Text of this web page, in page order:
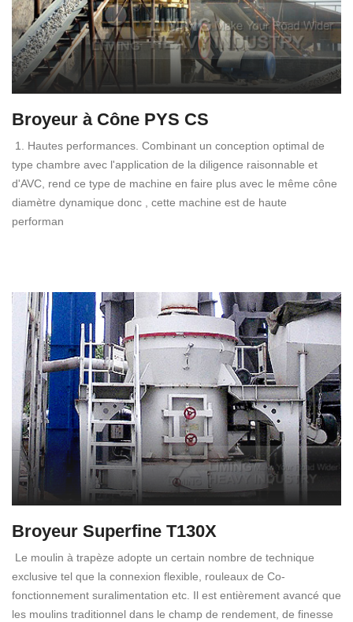
Broyeur à Cône PYS CS
1. Hautes performances. Combinant un conception optimal de
type chambre avec l'application de la diligence raisonnable et
d'AVC, rend ce type de machine en faire plus avec le même cône
diamètre dynamique donc , cette machine est de haute
performan
Broyeur Superfine T130X
Le moulin à trapèze adopte un certain nombre de technique
exclusive tel que la connexion flexible, rouleaux de Co-
fonctionnement suralimentation etc. Il est entièrement avancé que
les moulins traditionnel dans le champ de rendement, de finesse